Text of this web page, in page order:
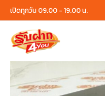
Skip
to
content
เปิดทุกวัน 09.00 - 19.00 น.